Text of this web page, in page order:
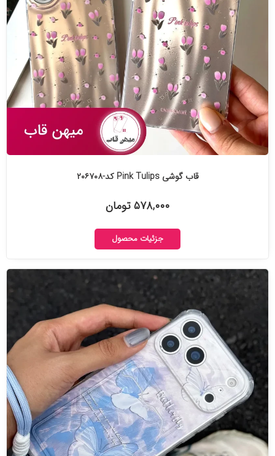
قاب گوشی Pink Tulips کد-۲۰۶۷۰۸
۵۷۸,۰۰۰ تومان
جزئیات محصول